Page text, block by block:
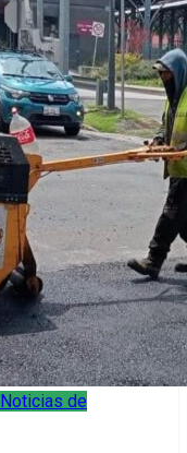
Noticias de